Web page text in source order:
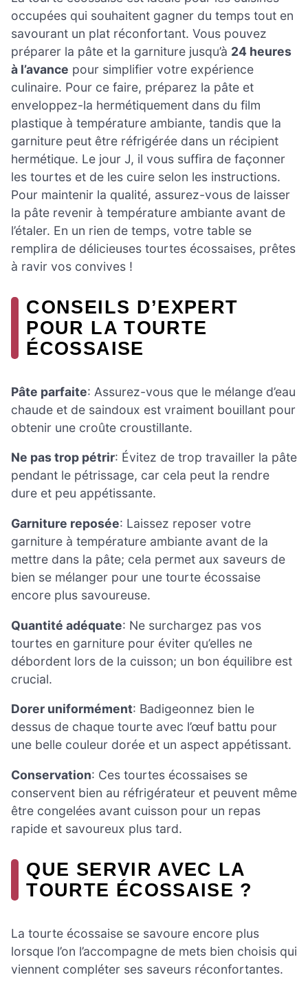
occupées qui souhaitent gagner du temps tout en
savourant un plat réconfortant. Vous pouvez
préparer la pâte et la garniture jusqu’à 24 heures
à l’avance pour simplifier votre expérience
culinaire. Pour ce faire, préparez la pâte et
enveloppez-la hermétiquement dans du film
plastique à température ambiante, tandis que la
garniture peut être réfrigérée dans un récipient
hermétique. Le jour J, il vous suffira de façonner
les tourtes et de les cuire selon les instructions.
Pour maintenir la qualité, assurez-vous de laisser
la pâte revenir à température ambiante avant de
l’étaler. En un rien de temps, votre table se
remplira de délicieuses tourtes écossaises, prêtes
à ravir vos convives !
CONSEILS D’EXPERT
POUR LA TOURTE
ÉCOSSAISE
Pâte parfaite: Assurez-vous que le mélange d’eau
chaude et de saindoux est vraiment bouillant pour
obtenir une croûte croustillante.
Ne pas trop pétrir: Évitez de trop travailler la pâte
pendant le pétrissage, car cela peut la rendre
dure et peu appétissante.
Garniture reposée: Laissez reposer votre
garniture à température ambiante avant de la
mettre dans la pâte; cela permet aux saveurs de
bien se mélanger pour une tourte écossaise
encore plus savoureuse.
Quantité adéquate: Ne surchargez pas vos
tourtes en garniture pour éviter qu’elles ne
débordent lors de la cuisson; un bon équilibre est
crucial.
Dorer uniformément: Badigeonnez bien le
dessus de chaque tourte avec l’œuf battu pour
une belle couleur dorée et un aspect appétissant.
Conservation: Ces tourtes écossaises se
conservent bien au réfrigérateur et peuvent même
être congelées avant cuisson pour un repas
rapide et savoureux plus tard.
QUE SERVIR AVEC LA
TOURTE ÉCOSSAISE ?
La tourte écossaise se savoure encore plus
lorsque l’on l’accompagne de mets bien choisis qui
viennent compléter ses saveurs réconfortantes.